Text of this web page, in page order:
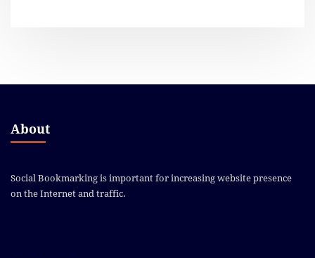
About
Social Bookmarking is important for increasing website presence
on the Internet and traffic.